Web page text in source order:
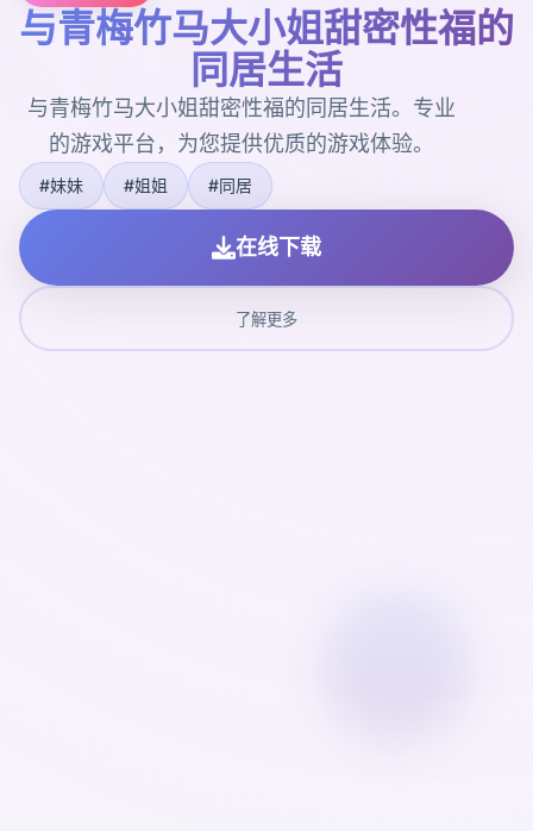
与青梅竹马大小姐甜密性福的
同居生活
与青梅竹马大小姐甜密性福的同居生活。专业
的游戏平台，为您提供优质的游戏体验。
#妹妹 #姐姐 #同居
在线下载
了解更多